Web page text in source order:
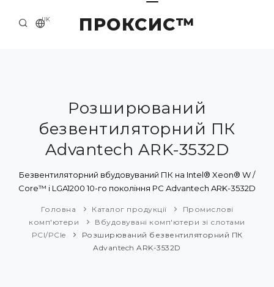
ПРОКСИС™
UK
ПРИКЛАДИ ТА РІШЕННЯ
КАТАЛОГ ПРОДУКЦІЇ
НОВИНИ
Розширюваний
безвентиляторний ПК
Advantech ARK-3532D
Безвентиляторний вбудовуваний ПК на Intel® Xeon® W /
Core™ i LGA1200 10-го покоління PC Advantech ARK-3532D
Головна Каталог продукції
Промислові
комп'ютери
Вбудовувані комп'ютери зі слотами
PCI/PCIe
Розширюваний безвентиляторний ПК
Advantech ARK-3532D